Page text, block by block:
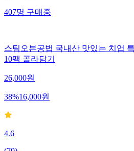
407명구매중
스팀오븐공법 국내산 맛있는 치업
10팩 골라담기
26,000원
38%16,000원
4.6